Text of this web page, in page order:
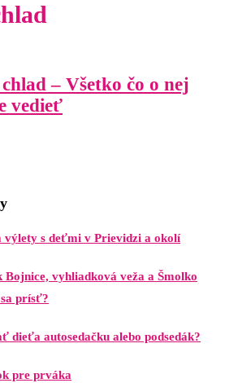
– Všetko čo o nej
vedieť
výlety s deťmi v Prievidzi a okolí
Bojnice, vyhliadková veža a Šmolko
prísť?
dieťa autosedačku alebo podsedák?
pre prváka